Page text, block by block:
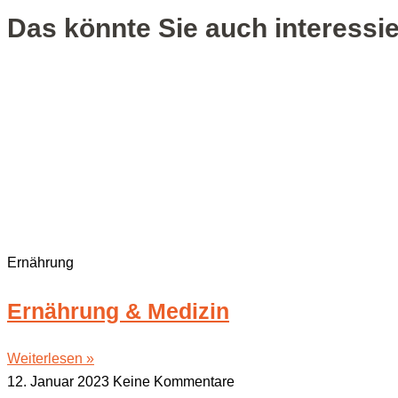
Das könnte Sie auch
Ernährung
Ernäh­rung & Medizin
Weiterlesen »
12. Januar 2023 Keine Kommentare